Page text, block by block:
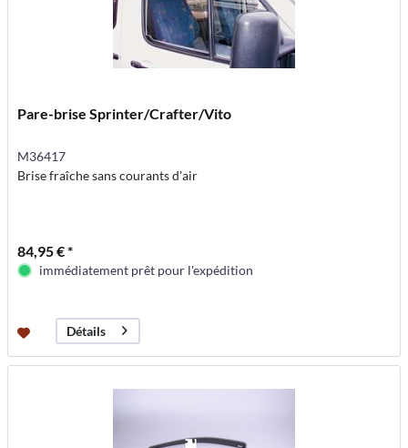
Pare-brise Sprinter/Crafter/Vito
M36417
Brise fraîche sans courants d'air
84,95 € *
immédiatement prêt pour l'expédition
Détails